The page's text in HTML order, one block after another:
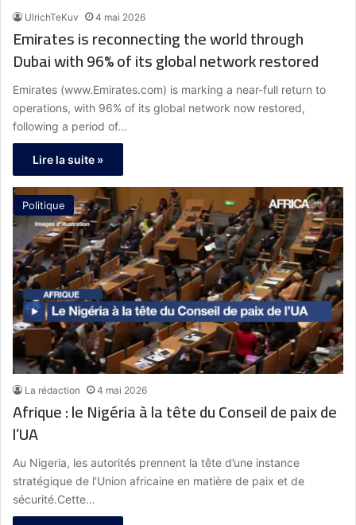
UlrichTeKuv 4 mai 2026
Emirates is reconnecting the world through
Dubai with 96% of its global network restored
Emirates (www.Emirates.com) is marking a near-full return to
operations, with 96% of its global network now restored,
following a period of…
Lire la suite »
Politique
La rédaction 4 mai 2026
Afrique : le Nigéria à la tête du Conseil de paix de
l’UA
Au Nigeria, les autorités prennent la tête d’une instance
stratégique de l’Union africaine en matière de paix et de
sécurité.Cette…